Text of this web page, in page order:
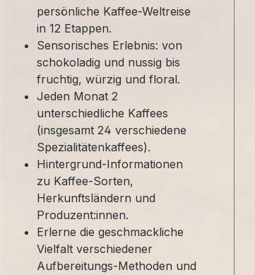
persönliche Kaffee-Weltreise
in 12 Etappen.
Sensorisches Erlebnis: von
schokoladig und nussig bis
fruchtig, würzig und floral.
Jeden Monat 2
unterschiedliche Kaffees
(insgesamt 24 verschiedene
Spezialitätenkaffees).
Hintergrund-Informationen
zu Kaffee-Sorten,
Herkunftsländern und
Produzent:innen.
Erlerne die geschmackliche
Vielfalt verschiedener
Aufbereitungs-Methoden und